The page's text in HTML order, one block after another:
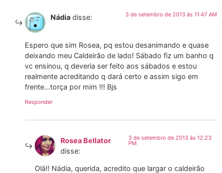
Nádia disse: 3 de setembro de 2013 às 11:47 AM
Espero que sim Rosea, pq estou desanimando e quase
deixando meu Caldeirão de lado! Sábado fiz um banho q
vc ensinou, q deveria ser feito aos sábados e estou
realmente acreditando q dará certo e assim sigo em
frente…torça por mim !!! Bjs
Responder
Rosea Bellator
disse:
3 de setembro de 2013 às 12:23
PM
Olá!! Nádia, querida, acredito que largar o caldeirão